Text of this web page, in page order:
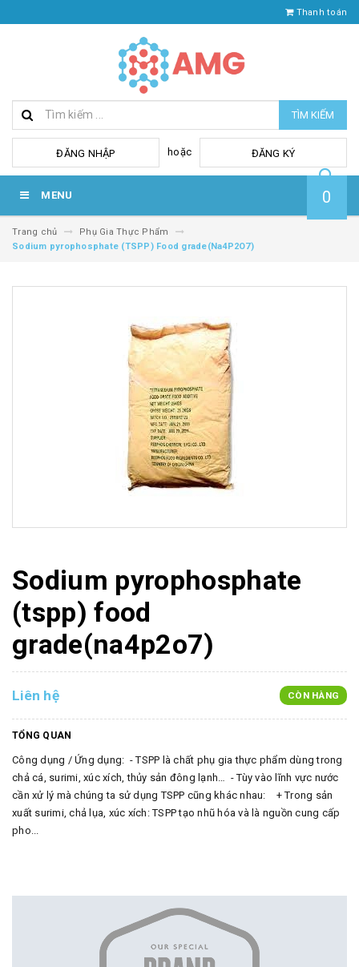
Thanh toán
TÌM KIẾM
ĐĂNG NHẬP hoặc ĐĂNG KÝ
MENU 0
Trang chủ
Phụ Gia Thực Phẩm
Sodium pyrophosphate (TSPP) Food grade(Na4P2O7)
Sodium pyrophosphate
(tspp) food
grade(na4p2o7)
Liên hệ CÒN HÀNG
TỔNG QUAN
Công dụng / Ứng dụng: - TSPP là chất phụ gia thực phẩm dùng trong
chả cá, surimi, xúc xích, thủy sản đông lạnh… - Tùy vào lĩnh vực nước
cần xử lý mà chúng ta sử dụng TSPP cũng khác nhau: + Trong sản
xuất surimi, chả lụa, xúc xích: TSPP tạo nhũ hóa và là nguồn cung cấp
pho...